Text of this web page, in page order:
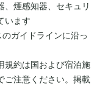
、煙感知器、セキュリ
います
ガイドラインに沿っ
規約は国および宿泊施
ご注意ください。掲載